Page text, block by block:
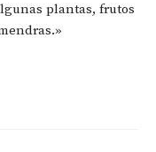
plantas, frutos